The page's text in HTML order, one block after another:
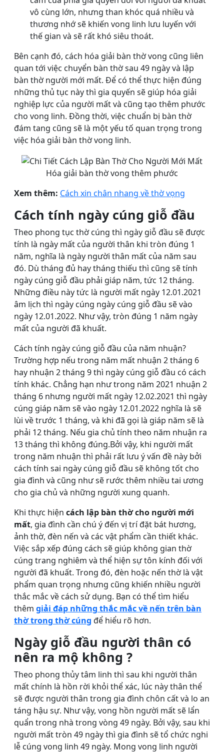
vô cùng lớn, nhưng than khóc quá nhiều và
thương nhớ sẽ khiến vong linh lưu luyến với
thế gian và sẽ rất khó siêu thoát.
Bên cạnh đó, cách hóa giải bàn thờ vong cũng liên
quan tới việc chuyển bàn thờ sau 49 ngày và lập
bàn thờ người mới mất. Để có thể thực hiện đúng
những thủ tục này thì gia quyến sẽ giúp hóa giải
nghiệp lực của người mất và cũng tạo thêm phước
cho vong linh. Đồng thời, việc chuẩn bị bàn thờ
đám tang cũng sẽ là một yếu tố quan trọng trong
việc hóa giải bàn thờ vong linh.
Hóa giải bàn thờ vong thêm phước
Xem thêm: Cách xin chân nhang về thờ vọng
Cách tính ngày cúng giỗ đầu
Theo phong tục thờ cúng thì ngày giỗ đầu sẽ được
tính là ngày mất của người thân khi tròn đúng 1
năm, nghĩa là ngày người thân mất của năm sau
đó. Dù tháng đủ hay tháng thiếu thì cũng sẽ tính
ngày cúng giỗ đầu phải giáp năm, tức 12 tháng.
Những điều này tức là người mất ngày 12.01.2021
âm lịch thì ngày cúng ngày cúng giỗ đầu sẽ vào
ngày 12.01.2022. Như vậy, tròn đúng 1 năm ngày
mất của người đã khuất.
Cách tính ngày cúng giỗ đầu của năm nhuận?
Trường hợp nếu trong năm mất nhuận 2 tháng 6
hay nhuận 2 tháng 9 thì ngày cúng giỗ đầu có cách
tính khác. Chẳng hạn như trong năm 2021 nhuận 2
tháng 6 nhưng người mất ngày 12.02.2021 thì ngày
cúng giáp năm sẽ vào ngày 12.01.2022 nghĩa là sẽ
lùi về trước 1 tháng, và khi đã gọi là giáp năm sẽ là
phải 12 tháng. Nếu gia chủ tính theo năm nhuận ra
13 tháng thì không đúng.Bởi vậy, khi người mất
trong năm nhuận thì phải rất lưu ý vấn đề này bởi
cách tính sai ngày cúng giỗ đầu sẽ không tốt cho
gia đình và cũng như sẽ rước thêm nhiều tai ương
cho gia chủ và những người xung quanh.
Khi thực hiện cách lập bàn thờ cho người mới
mất, gia đình cần chú ý đến vị trí đặt bát hương,
ảnh thờ, đèn nến và các vật phẩm cần thiết khác.
Việc sắp xếp đúng cách sẽ giúp không gian thờ
cúng trang nghiêm và thể hiện sự tôn kính đối với
người đã khuất. Trong đó, đèn hoặc nến thờ là vật
phẩm quan trọng nhưng cũng khiến nhiều người
thắc mắc về cách sử dụng. Bạn có thể tìm hiểu
thêm giải đáp những thắc mắc về nến trên bàn
thờ trong thờ cúng để hiểu rõ hơn.
Ngày giỗ đầu người thân có
nên ra mộ không ?
Theo phong thủy tâm linh thì sau khi người thân
mất chính là hồn rời khỏi thể xác, lúc này thân thể
sẽ được người thân trong gia đình chôn cất và lo an
táng hậu sự. Như vậy, vong hồn người mất sẽ lẩn
quẩn trong nhà trong vòng 49 ngày. Bởi vậy, sau khi
người mất tròn 49 ngày thì gia đình sẽ tổ chức nghi
lễ cúng vong linh 49 ngày. Mong vong linh người